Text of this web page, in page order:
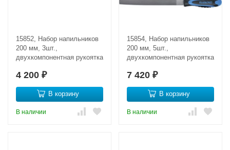
15852, Набор напильников
200 мм, 3шт.,
двухкомпонентная рукоятка
4 200 ₽
В корзину
В наличии
15854, Набор напильников
200 мм, 5шт.,
двухкомпонентная рукоятка
7 420 ₽
В корзину
В наличии